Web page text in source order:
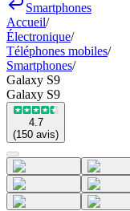
Smartphones
Accueil/
Électronique/
Téléphones mobiles/
Smartphones/
Galaxy S9
Galaxy S9
4.7
(150 avis)